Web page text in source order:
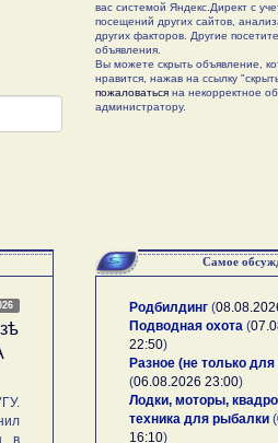
вас системой Яндекс.Директ с
посещений других сайтов,
других факторов. Другие
объявления.
Вы можете скрыть объявление,
нравится, нажав на ссылку
пожаловатьсяна некорректное
администратору.
в
Самое
Родбилдинг(
Подводная охота(
22:50)
Разное (не только
(06.08.2026 23:00)
Лодки, моторы,
техника для рыбалки(
16:10)